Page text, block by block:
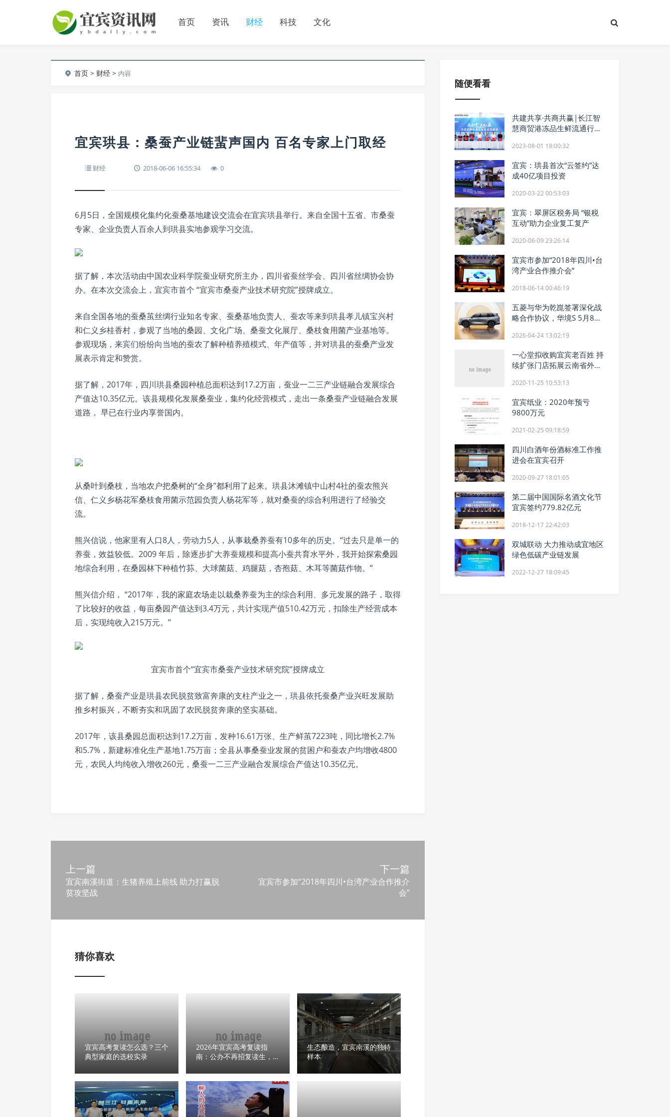
首页 资讯 财经 科技 文化
首页 > 财经 > 内容
宜宾珙县：桑蚕产业链蜚声国内 百名专家上门取经
财经 2018-06-06 16:55:34 0
6月5日，全国规模化集约化蚕桑基地建设交流会在宜宾珙县举行。来自全国十五省、市桑蚕
专家、企业负责人百余人到珙县实地参观学习交流。
据了解，本次活动由中国农业科学院蚕业研究所主办，四川省蚕丝学会、四川省丝绸协会协
办。在本次交流会上，宜宾市首个 “宜宾市桑蚕产业技术研究院”授牌成立。
来自全国各地的蚕桑茧丝绸行业知名专家、蚕桑基地负责人、蚕农等来到珙县孝儿镇宝兴村
和仁义乡桂香村，参观了当地的桑园、文化广场、桑蚕文化展厅、桑枝食用菌产业基地等。
参观现场，来宾们纷纷向当地的蚕农了解种植养殖模式、年产值等，并对珙县的蚕桑产业发
展表示肯定和赞赏。
据了解，2017年，四川珙县桑园种植总面积达到17.2万亩，蚕业一二三产业链融合发展综合
产值达10.35亿元。该县规模化发展桑蚕业，集约化经营模式，走出一条桑蚕产业链融合发展
道路， 早已在行业内享誉国内。
从桑叶到桑枝，当地农户把桑树的“全身”都利用了起来。珙县沐滩镇中山村4社的蚕农熊兴
信、仁义乡杨花军桑枝食用菌示范园负责人杨花军等，就对桑蚕的综合利用进行了经验交
流。
熊兴信说，他家里有人口8人，劳动力5人，从事栽桑养蚕有10多年的历史。“过去只是单一的
养蚕，效益较低。2009 年后，除逐步扩大养蚕规模和提高小蚕共育水平外，我开始探索桑园
地综合利用，在桑园林下种植竹荪、大球菌菇、鸡腿菇，杏孢菇、木耳等菌菇作物。”
熊兴信介绍， “2017年，我的家庭农场走以栽桑养蚕为主的综合利用、多元发展的路子，取得
了比较好的收益，每亩桑园产值达到3.4万元，共计实现产值510.42万元，扣除生产经营成本
后，实现纯收入215万元。”
宜宾市首个“宜宾市桑蚕产业技术研究院”授牌成立
据了解，桑蚕产业是珙县农民脱贫致富奔康的支柱产业之一，珙县依托蚕桑产业兴旺发展助
推乡村振兴，不断夯实和巩固了农民脱贫奔康的坚实基础。
2017年，该县桑园总面积达到17.2万亩，发种16.61万张、生产鲜茧7223吨，同比增长2.7%
和5.7%，新建标准化生产基地1.75万亩；全县从事桑蚕业发展的贫困户和蚕农户均增收4800
元，农民人均纯收入增收260元，桑蚕一二三产业融合发展综合产值达10.35亿元。
上一篇
宜宾南溪街道：生猪养殖上前线 助力打赢脱
贫攻坚战
下一篇
宜宾市参加“2018年四川•台湾产业合作推介
会”
猜你喜欢
宜宾高考复读怎么选？三个
典型家庭的选校实录
2026年宜宾高考复读指
南：公办不再招复读生，家
生态酿造，宜宾南溪的独特
样本
随便看看
共建共享·共商共赢|长江智
慧商贸港冻品生鲜流通行业
2023-08-01 18:00:32
宜宾：珙县首次“云签约”达
成40亿项目投资
2020-03-22 00:53:03
宜宾：翠屏区税务局 “银税
互动”助力企业复工复产
2020-06-09 23:26:14
宜宾市参加“2018年四川•台
湾产业合作推介会”
2018-06-14 00:46:19
五菱与华为乾崑签署深化战
略合作协议，华境S 5月8日
2026-04-24 13:02:19
一心堂拟收购宜宾老百姓 持
续扩张门店拓展云南省外市
2020-11-25 10:53:13
宜宾纸业：2020年预亏
9800万元
2021-02-25 09:18:59
四川白酒年份酒标准工作推
进会在宜宾召开
2020-09-27 18:01:05
第二届中国国际名酒文化节
宜宾签约779.82亿元
2018-12-17 22:42:03
双城联动 大力推动成宜地区
绿色低碳产业链发展
2022-12-27 18:09:45